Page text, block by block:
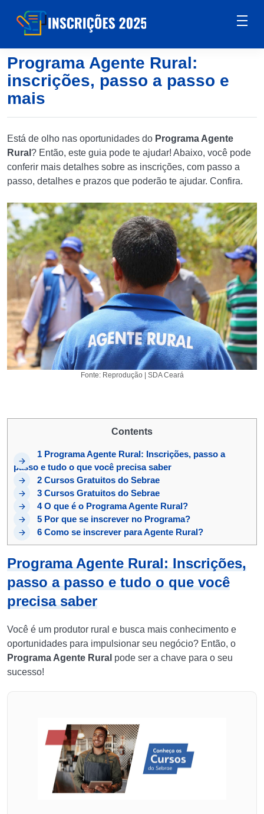
Programa Agente Rural:
inscrições, passo a passo e
mais
Está de olho nas oportunidades do Programa Agente
Rural ? Então, este guia pode te ajudar! Abaixo, você pode
conferir mais detalhes sobre as inscrições, com passo a
passo, detalhes e prazos que poderão te ajudar. Confira.
Fonte: Reprodução | SDA Ceará
Contents
1 Programa Agente Rural: Inscrições, passo a
passo e tudo o que você precisa saber
2 Cursos Gratuitos do Sebrae
3 Cursos Gratuitos do Sebrae
4O que é o Programa Agente Rural?
5 Por que se inscrever no Programa?
6 Como se inscrever para Agente Rural?
Programa Agente Rural: Inscrições,
passo a passo e tudo o que você
precisa saber
Você é um produtor rural e busca mais conhecimento e
oportunidades para impulsionar seu negócio? Então, o
Programa Agente Rural pode ser a chave para o seu
sucesso!